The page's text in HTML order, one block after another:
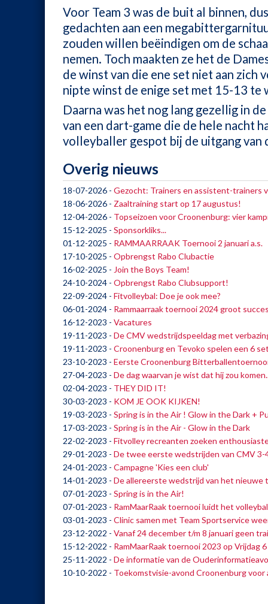
Voor Team 3 was de buit al binnen,
gedachten aan een
zouden willen beëindigen om de
nemen. Toch maakten ze het de
de winst van die ene set niet aan zich
nipte winst de enige set met 15-13 te
Daarna was het nog lang gezellig in
van een dart-game die de hele nacht
volleyballer gespot bij de uitgang van
Overig nieuws
18-07-2026 - Gezocht: Trainers en assistent-trainers
18-06-2026 - Zaaltraining start op 17 augustus!
12-04-2026 - Topseizoen voor Croonenburg: vier
15-12-2025 - Sponsorkliks...
01-12-2025 - RAMMAARRAAK Toernooi 2 januari a.s.
17-10-2025 - Opbrengst Rabo Clubactie
16-02-2025 - Join the Boys Team!
24-10-2024 - Opbrengst Rabo Clubsupport!
22-09-2024 - Fitvolleybal: Doe je ook mee?
06-01-2024 - Rammaarraak toernooi 2024 groot
16-12-2023 - Vacatures
19-11-2023 - De CMV wedstrijdspeeldag met
19-11-2023 - Croonenburg en Tevoko spelen een 6
23-10-2023 - Eerste Croonenburg
27-04-2023 - De dag waarvan je wist dat hij zou
02-04-2023 - THEY DID IT!
30-03-2023 - KOM JE OOK KIJKEN!
19-03-2023 - Spring is in the Air ! Glow in the Dark +
17-03-2023 - Spring is in the Air - Glow in the Dark
22-02-2023 - Fitvolley recreanten zoeken
29-01-2023 - De twee eerste wedstrijden van CMV 3-
24-01-2023 - Campagne 'Kies een club'
14-01-2023 - De allereerste wedstrijd van het nieuwe
07-01-2023 - Spring is in the Air!
07-01-2023 - RamMaarRaak toernooi luidt het
03-01-2023 - Clinic samen met Team Sportservice
23-12-2022 - Vanaf 24 december t/m 8 januari geen
15-12-2022 - RamMaarRaak toernooi 2023 op Vrijdag
25-11-2022 - De informatie van de
10-10-2022 - Toekomstvisie-avond Croonenburg voor